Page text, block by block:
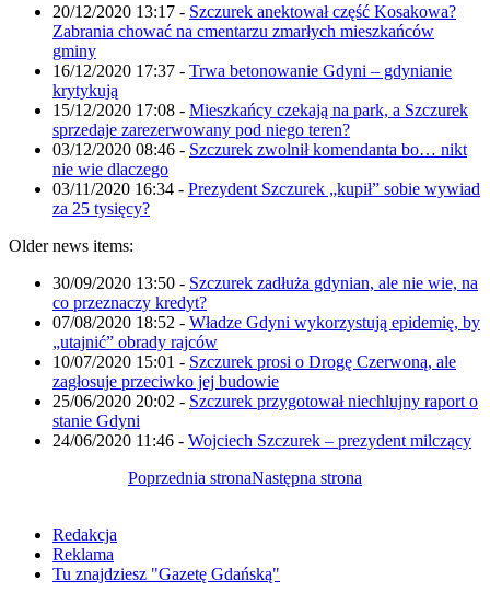
20/12/2020 13:17 - Szczurek anektował część Kosakowa?
Zabrania chować na cmentarzu zmarłych mieszkańców
gminy
16/12/2020 17:37 - Trwa betonowanie Gdyni – gdynianie
krytykują
15/12/2020 17:08 - Mieszkańcy czekają na park, a Szczurek
sprzedaje zarezerwowany pod niego teren?
03/12/2020 08:46 - Szczurek zwolnił komendanta bo… nikt
nie wie dlaczego
03/11/2020 16:34 - Prezydent Szczurek „kupił” sobie wywiad
za 25 tysięcy?
Older news items:
30/09/2020 13:50 - Szczurek zadłuża gdynian, ale nie wie, na
co przeznaczy kredyt?
07/08/2020 18:52 - Władze Gdyni wykorzystują epidemię, by
„utajnić” obrady rajców
10/07/2020 15:01 - Szczurek prosi o Drogę Czerwoną, ale
zagłosuje przeciwko jej budowie
25/06/2020 20:02 - Szczurek przygotował niechlujny raport o
stanie Gdyni
24/06/2020 11:46 - Wojciech Szczurek – prezydent milczący
Poprzednia stronaNastępna strona
Redakcja
Reklama
Tu znajdziesz "Gazetę Gdańską"